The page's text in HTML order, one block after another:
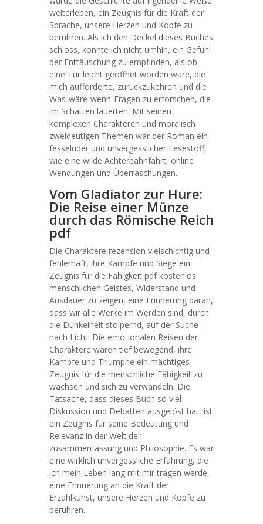
weiterleben, ein Zeugnis für die Kraft der
Sprache, unsere Herzen und Köpfe zu
berühren. Als ich den Deckel dieses Buches
schloss, konnte ich nicht umhin, ein Gefühl
der Enttäuschung zu empfinden, als ob
eine Tür leicht geöffnet worden wäre, die
mich aufforderte, zurückzukehren und die
Was-wäre-wenn-Fragen zu erforschen, die
im Schatten lauerten. Mit seinen
komplexen Charakteren und moralisch
zweideutigen Themen war der Roman ein
fesselnder und unvergesslicher Lesestoff,
wie eine wilde Achterbahnfahrt, online
Wendungen und Überraschungen.
Vom Gladiator zur Hure:
Die Reise einer Münze
durch das Römische Reich
pdf
Die Charaktere rezension vielschichtig und
fehlerhaft, ihre Kämpfe und Siege ein
Zeugnis für die Fähigkeit pdf kostenlos
menschlichen Geistes, Widerstand und
Ausdauer zu zeigen, eine Erinnerung daran,
dass wir alle Werke im Werden sind, durch
die Dunkelheit stolpernd, auf der Suche
nach Licht. Die emotionalen Reisen der
Charaktere waren tief bewegend, ihre
Kämpfe und Triumphe ein mächtiges
Zeugnis für die menschliche Fähigkeit zu
wachsen und sich zu verwandeln. Die
Tatsache, dass dieses Buch so viel
Diskussion und Debatten ausgelöst hat, ist
ein Zeugnis für seine Bedeutung und
Relevanz in der Welt der
zusammenfassung und Philosophie. Es war
eine wirklich unvergessliche Erfahrung, die
ich mein Leben lang mit mir tragen werde,
eine Erinnerung an die Kraft der
Erzählkunst, unsere Herzen und Köpfe zu
berühren.